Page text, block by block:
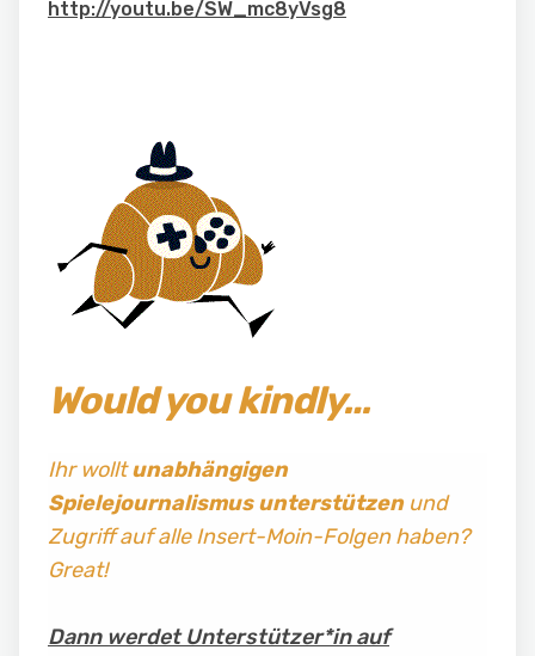
http://youtu.be/SW_mc8yVsg8
Would you kindly…
Ihr wolltunabhängigen
Spielejournalismus unterstützenund
Zugriff auf alle Insert-Moin-Folgen haben?
Great!
Dann werdet Unterstützer*in auf